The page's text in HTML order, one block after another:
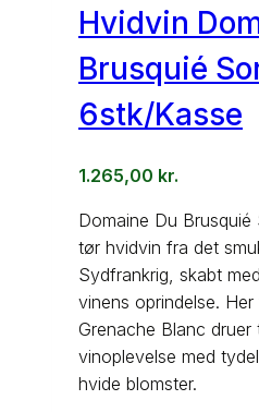
Hvidvin
Brusquié
6stk/Kasse
1.265,00 kr.
Domaine Du
tør hvidvin fra det
Sydfrankrig, skabt
vinens oprindelse.
Grenache Blanc
vinoplevelse med
hvide blomster.